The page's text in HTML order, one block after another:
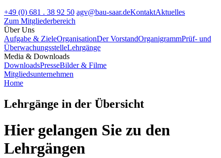
+49 (0) 681 . 38 92 50 agv@bau-saar.deKontaktAktuelles
Zum Mitgliederbereich
Über Uns
Aufgabe & ZieleOrganisationDer VorstandOrganigrammPrüf- und
ÜberwachungsstelleLehrgänge
Media & Downloads
DownloadsPresseBilder & Filme
Mitgliedsunternehmen
Home
Lehrgänge in der Übersicht
Hier gelangen Sie zu den
Lehrgängen